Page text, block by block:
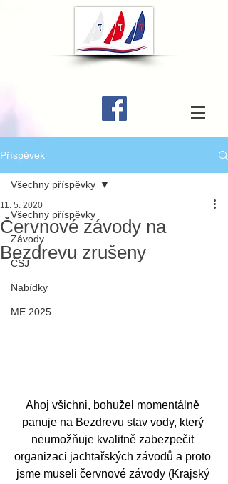
Příspěvek
Všechny příspěvky
Závody
ČSJ
Nabídky
ME 2025
Všechny příspěvky
Červnové závody na
Bezdrevu zrušeny
11. 5. 2020
Ahoj všichni, bohužel momentálně
panuje na Bezdrevu stav vody, který
neumožňuje kvalitně zabezpečit
organizaci jachtařských závodů a proto
jsme museli červnové závody (Krajský